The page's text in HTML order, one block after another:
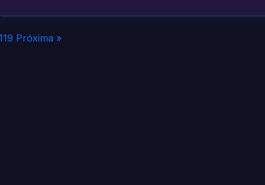
Próxima »